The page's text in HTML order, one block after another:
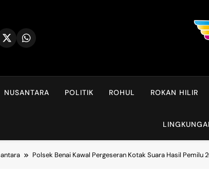
NUSANTARA POLITIK ROHUL ROKAN HILIR
Polsek Benai Kawal Pergeseran Kotak Suara Hasil Pemilu